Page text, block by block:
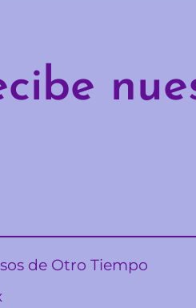
de Otro Tiempo